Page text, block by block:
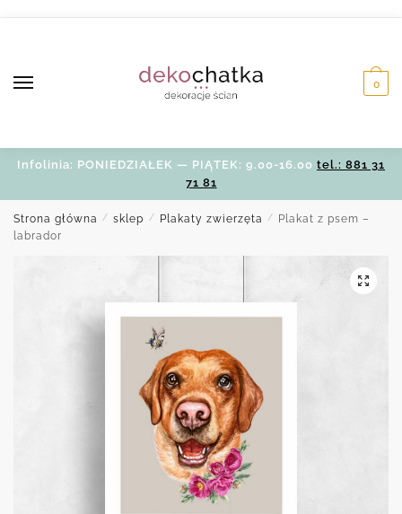
0
Infolinia: PONIEDZIAŁEK — PIĄTEK: 9.00-16.00 tel.: 881 31
71 81
Strona główna / sklep / Plakaty zwierzęta /
Plakat z psem –
labrador